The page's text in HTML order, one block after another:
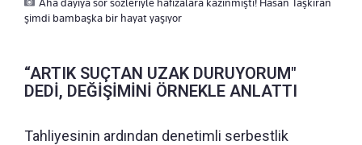
şimdi bambaşka bir hayat yaşıyor
“ARTIK SUÇTAN UZAK DURUYORUM"
DEDİ, DEĞİŞİMİNİ ÖRNEKLE ANLATTI
Tahliyesinin ardından denetimli serbestlik